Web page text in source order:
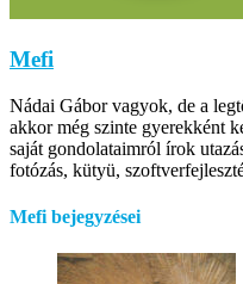
Mefi
Nádai Gábor vagyok, de a
akkor még szinte gyerekként
saját gondolataimról írok
fotózás, kütyü,
Mefi bejegyzései